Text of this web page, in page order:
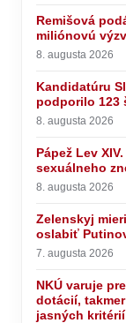
Remišová
miliónovú
8. augusta 2026
Kandidatúru
podporilo 123
8. augusta 2026
Pápež Lev
sexuálneho
8. augusta 2026
Zelenskyj
oslabiť
7. augusta 2026
NKÚ varuje
dotácií,
jasných kritérií